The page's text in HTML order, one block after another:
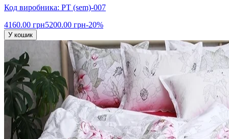
Код виробника: PT (sem)-007
4160.00 грн5200.00 грн-20%
У кошик